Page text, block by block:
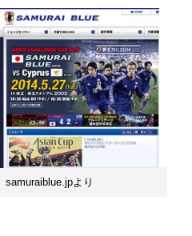
samuraiblue.jpより